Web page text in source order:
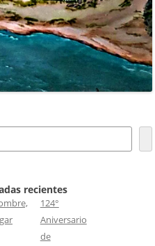
recientes
124°
Aniversario
de